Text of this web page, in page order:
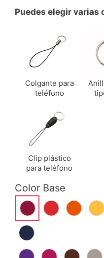
Puedes elegir varias
Colgante para
teléfono
Clip plástico
para teléfono
Color Base